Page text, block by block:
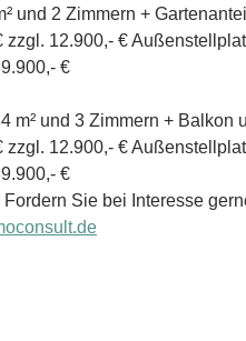
und 2 Zimmern +
€ zzgl. 12.900,- €
€
m² und 3 Zimmern + Balkon
€ zzgl. 12.900,- €
€
Sie bei Interesse